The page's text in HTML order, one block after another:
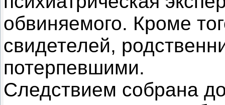
обвиняемого. Кроме
свидетелей,
потерпевшими.
Следствием собрана